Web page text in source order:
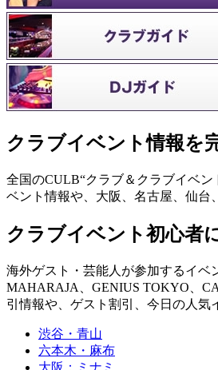
クラブイベント情報を
全国のCULB“クラブ＆クラブイベ
ベント情報や、大阪、名古屋、仙台
クラブイベント初心者
海外ゲスト・芸能人が参加するイベ
MAHARAJA、GENIUS TOKYO、
引情報や、ゲスト割引、今日の人気
渋谷・青山
六本木・麻布
大阪：ミナミ